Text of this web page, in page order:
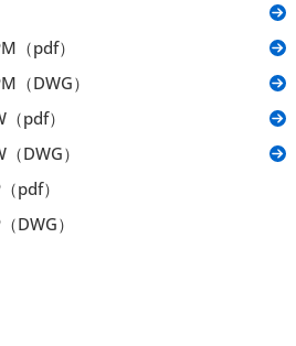
（pdf）
（DWG）
pdf）
DWG）
pdf）
DWG）